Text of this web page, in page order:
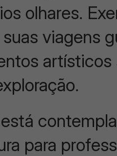
olhares.
viagens
para